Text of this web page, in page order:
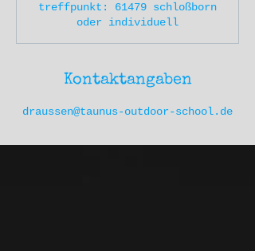
d
.
treffpunkt: 61479 schloßborn
oder individuell
Kontaktangaben
draussen@taunus-outdoor-school.de